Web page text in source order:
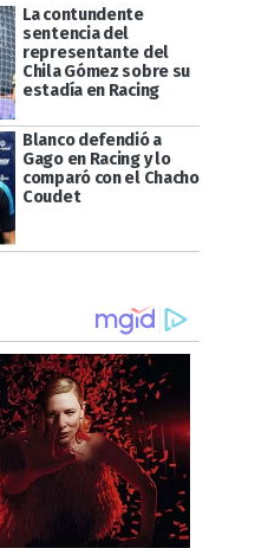
La contundente
sentencia del
representante del
Chila Gómez sobre su
estadía en Racing
Blanco defendió a
Gago en Racing y lo
comparó con el Chacho
Coudet